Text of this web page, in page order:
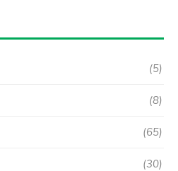
(5)
(8)
(65)
(30)